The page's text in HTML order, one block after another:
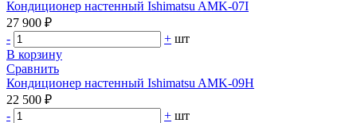
Кондиционер настенный Ishimatsu AMK-07I
27 900 ₽
-
+ шт
В корзину
Сравнить
Кондиционер настенный Ishimatsu AMK-09H
22 500 ₽
-
+ шт